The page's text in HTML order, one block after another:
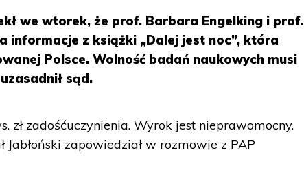
we wtorek, że prof. Barbara Engelking i prof.
informacje z książki „Dalej jest noc”, która
Polsce. Wolność badań naukowych musi
sąd.
zł zadośćuczynienia. Wyrok jest nieprawomocny.
Jabłoński zapowiedział w rozmowie z PAP